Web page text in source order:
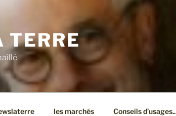
TERRE
les marchés Conseils d’usages..